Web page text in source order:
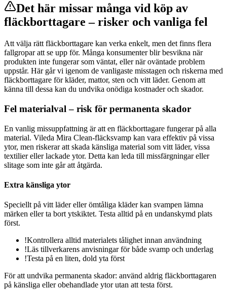
Det här missar många vid köp av
fläckborttagare – risker och vanliga fel
Att välja rätt fläckborttagare kan verka enkelt, men det finns flera
fallgropar att se upp för. Många konsumenter blir besvikna när
produkten inte fungerar som väntat, eller när oväntade problem
uppstår. Här går vi igenom de vanligaste misstagen och riskerna med
fläckborttagare för kläder, mattor, sten och vitt läder. Genom att
känna till dessa kan du undvika onödiga kostnader och skador.
Fel materialval – risk för permanenta skador
En vanlig missuppfattning är att en fläckborttagare fungerar på alla
material. Vileda Mira Clean-fläcksvamp kan vara effektiv på vissa
ytor, men riskerar att skada känsliga material som vitt läder, vissa
textilier eller lackade ytor. Detta kan leda till missfärgningar eller
slitage som inte går att åtgärda.
Extra känsliga ytor
Speciellt på vitt läder eller ömtåliga kläder kan svampen lämna
märken eller ta bort ytskiktet. Testa alltid på en undanskymd plats
först.
!Kontrollera alltid materialets tålighet innan användning
!Läs tillverkarens anvisningar för både svamp och underlag
!Testa på en liten, dold yta först
För att undvika permanenta skador: använd aldrig fläckborttagaren
på känsliga eller obehandlade ytor utan att testa först.